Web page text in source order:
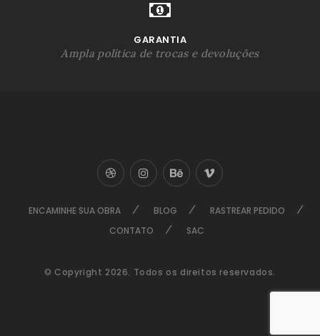
GARANTIA
Ampla política de trocas e devoluções
ENCAMINHE SUA OBRA BLOG
RASTREAR PEDIDO
CONTATO
SAC
© Copyright 2026. Todos os direitos reservados.